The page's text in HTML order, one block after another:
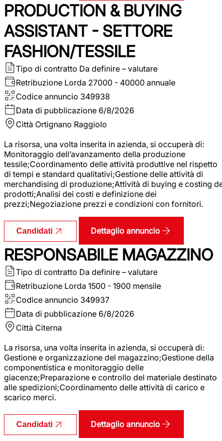
PRODUCTION & BUYING
ASSISTANT - SETTORE
FASHION/TESSILE
Tipo di contratto Da definire – valutare
Retribuzione Lorda 27000 - 40000 annuale
Codice annuncio 349938
Data di pubblicazione 6/8/2026
Città Ortignano Raggiolo
La risorsa, una volta inserita in azienda, si occuperà di:
Monitoraggio dell’avanzamento della produzione
tessile;Coordinamento delle attività produttive nel rispetto
di tempi e standard qualitativi;Gestione delle attività di
merchandising di produzione;Attività di buying e costing
prodotti;Analisi dei costi e definizione dei
prezzi;Negoziazione prezzi e condizioni con fornitori.
Candidati Dettaglio annuncio
RESPONSABILE MAGAZZINO
Tipo di contratto Da definire – valutare
Retribuzione Lorda 1500 - 1900 mensile
Codice annuncio 349937
Data di pubblicazione 6/8/2026
Città Citerna
La risorsa, una volta inserita in azienda, si occuperà di:
Gestione e organizzazione del magazzino;Gestione della
componentistica e monitoraggio delle
giacenze;Preparazione e controllo del materiale destinato
alle spedizioni;Coordinamento delle attività di carico e
scarico merci.
Candidati Dettaglio annuncio